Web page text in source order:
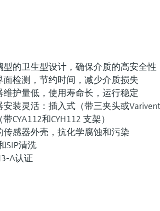
型的卫生型设计，确保介质的高安全性
面检测，节约时间，减少介质损失
维护量低，使用寿命长，运行稳定
安装灵活：插入式（带三夹头或
CYA112和CYH112 支架）
传感器外壳，抗化学腐蚀和污染
SIP清洗
A认证
要求
X Xpert选型 (0)